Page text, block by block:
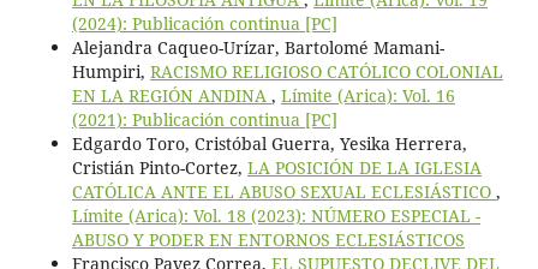
(2024): Publicación continua [PC]
Alejandra Caqueo-Urízar, Bartolomé Mamani-
Humpiri, RACISMO RELIGIOSO CATÓLICO COLONIAL
EN LA REGIÓN ANDINA , Límite (Arica): Vol. 16
(2021): Publicación continua [PC]
Edgardo Toro, Cristóbal Guerra, Yesika Herrera,
Cristián Pinto-Cortez, LA POSICIÓN DE LA IGLESIA
CATÓLICA ANTE EL ABUSO SEXUAL ECLESIÁSTICO ,
Límite (Arica): Vol. 18 (2023): NÚMERO ESPECIAL -
ABUSO Y PODER EN ENTORNOS ECLESIÁSTICOS
Francisco Pavez Correa, EL SUPUESTO DECLIVE DEL